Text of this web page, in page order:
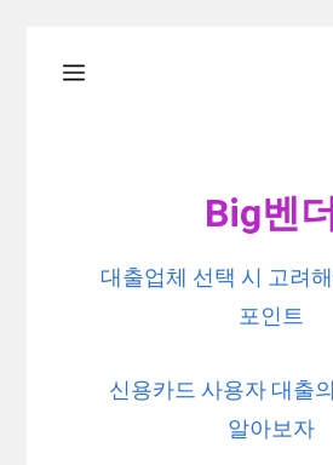
Menu
Big벤더
대출업체 선택 시 고려
포인트
신용카드 사용자 대출
알아보자